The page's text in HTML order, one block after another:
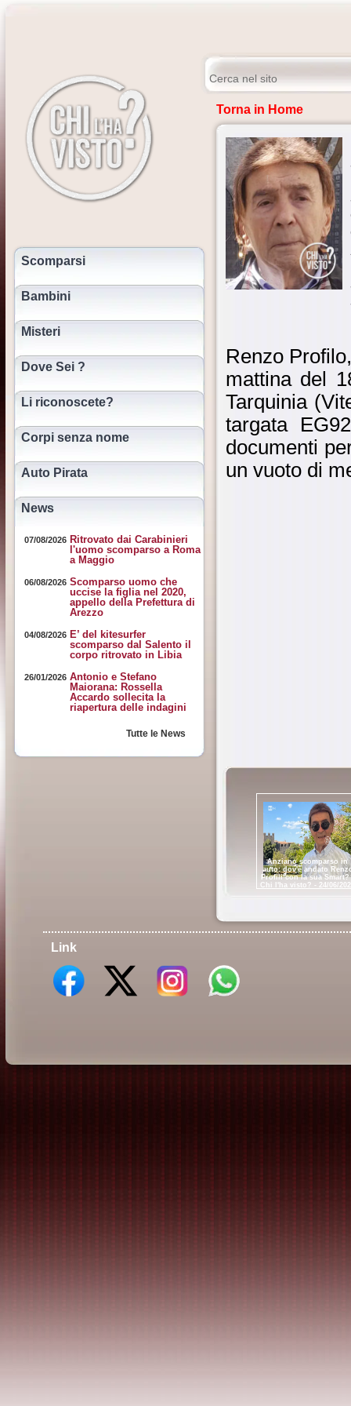
Scomparsi
Bambini
Misteri
Dove Sei ?
Li riconoscete?
Corpi senza nome
Auto Pirata
News
07/08/2026 Ritrovato dai Carabinieri
l'uomo scomparso a Roma
a Maggio
06/08/2026 Scomparso uomo che
uccise la figlia nel 2020,
appello della Prefettura di
Arezzo
04/08/2026 E’ del kitesurfer
scomparso dal Salento il
corpo ritrovato in Libia
26/01/2026 Antonio e Stefano
Maiorana: Rossella
Accardo sollecita la
riapertura delle indagini
Tutte le News
Torna in Home
Renzo
mattina del
Tarquinia
targata
documenti
un vuoto di
Anziano scomparso in
auto: dov'è andato
Profili con la sua Smart?
Chi l'ha visto? - 24/06/
Link